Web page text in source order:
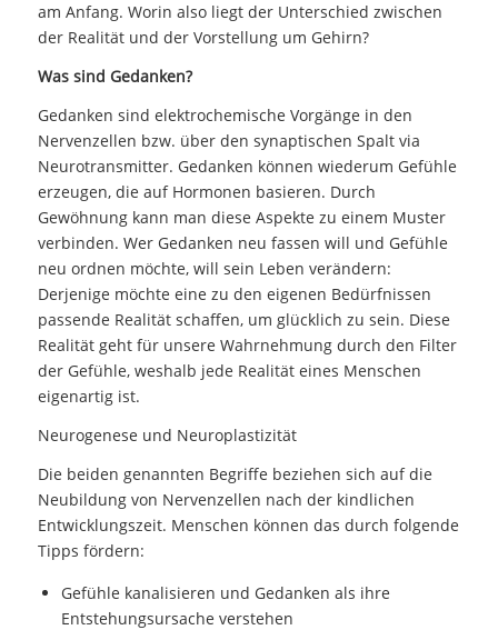
am Anfang. Worin also liegt der Unterschied zwischen
der Realität und der Vorstellung um Gehirn?
Was sind Gedanken?
Gedanken sind elektrochemische Vorgänge in den
Nervenzellen bzw. über den synaptischen Spalt via
Neurotransmitter. Gedanken können wiederum Gefühle
erzeugen, die auf Hormonen basieren. Durch
Gewöhnung kann man diese Aspekte zu einem Muster
verbinden. Wer Gedanken neu fassen will und Gefühle
neu ordnen möchte, will sein Leben verändern:
Derjenige möchte eine zu den eigenen Bedürfnissen
passende Realität schaffen, um glücklich zu sein. Diese
Realität geht für unsere Wahrnehmung durch den Filter
der Gefühle, weshalb jede Realität eines Menschen
eigenartig ist.
Neurogenese und Neuroplastizität
Die beiden genannten Begriffe beziehen sich auf die
Neubildung von Nervenzellen nach der kindlichen
Entwicklungszeit. Menschen können das durch folgende
Tipps fördern:
Gefühle kanalisieren und Gedanken als ihre
Entstehungsursache verstehen